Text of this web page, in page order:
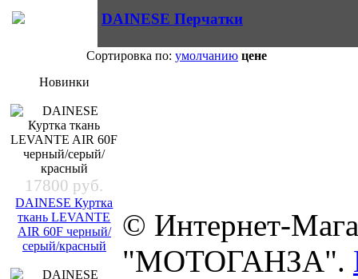
DAINESE Перчатки
Сортировка по: умолчанию цене
Новинки
17800 руб.
DAINESE Куртка
ткань LEVANTE
AIR 60F черный/
серый/красный
© Интернет-
"МОТОГАНЗА".